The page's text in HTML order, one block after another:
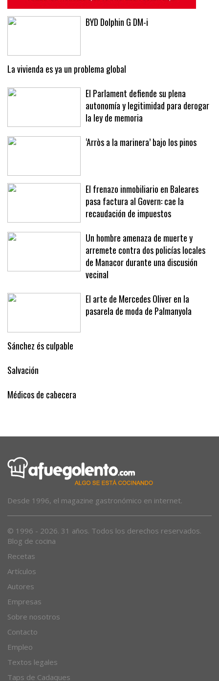
BYD Dolphin G DM-i
La vivienda es ya un problema global
El Parlament defiende su plena
autonomía y legitimidad para derogar
la ley de memoria
‘Arròs a la marinera’ bajo los pinos
El frenazo inmobiliario en Baleares
pasa factura al Govern: cae la
recaudación de impuestos
Un hombre amenaza de muerte y
arremete contra dos policías locales
de Manacor durante una discusión
vecinal
El arte de Mercedes Oliver en la
pasarela de moda de Palmanyola
Sánchez és culpable
Salvación
Médicos de cabecera
Desde 1996, el magazine gastronómico en internet.
© 1996 - 2026. 31 años. Todos los derechos reservados.
Blog de cocina
Recetas
Artículos
Autores
Empresas
Sobre nosotros
Contacto
Empleo
Textos legales
Taps de Cadaques